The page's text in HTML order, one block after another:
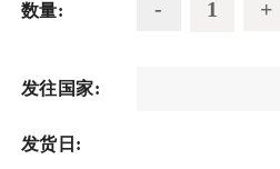
数量:
发往国家:
发货日: